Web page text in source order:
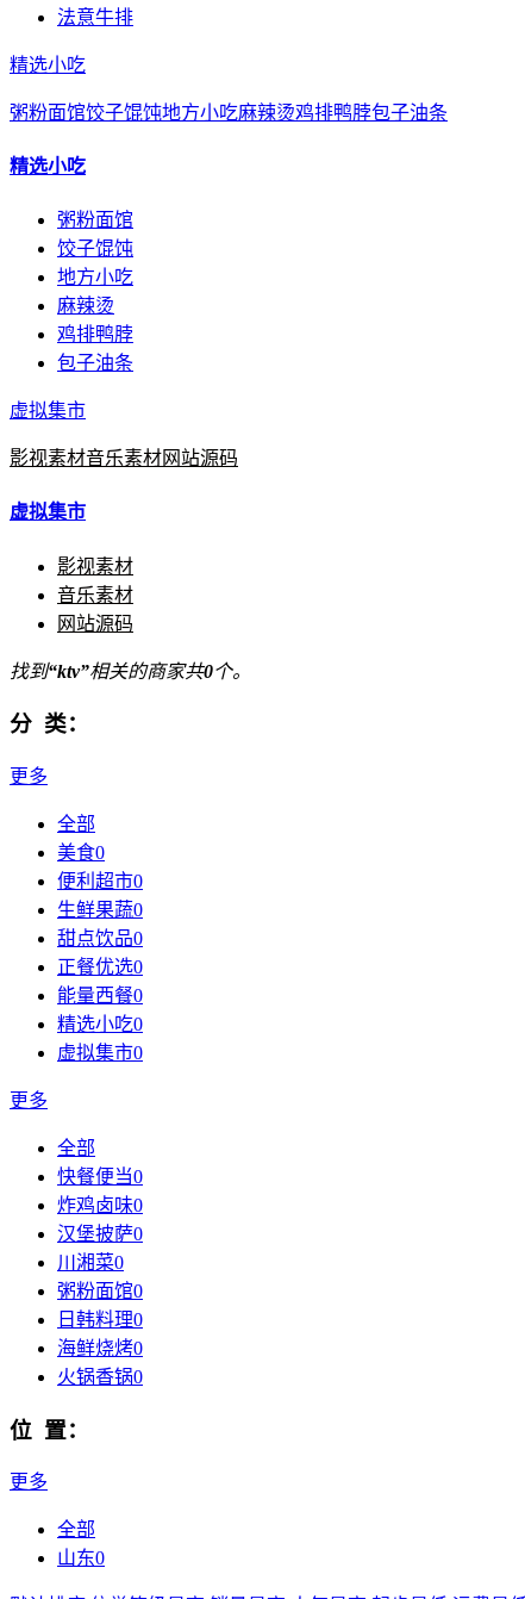
法意牛排
精选小吃
粥粉面馆饺子馄饨地方小吃麻辣烫鸡排鸭脖包子油条
精选小吃
粥粉面馆
饺子馄饨
地方小吃
麻辣烫
鸡排鸭脖
包子油条
虚拟集市
影视素材音乐素材网站源码
虚拟集市
影视素材
音乐素材
网站源码
找到“ktv”相关的商家共0个。
分 类：
更多
全部
美食0
便利超市0
生鲜果蔬0
甜点饮品0
正餐优选0
能量西餐0
精选小吃0
虚拟集市0
更多
全部
快餐便当0
炸鸡卤味0
汉堡披萨0
川湘菜0
粥粉面馆0
日韩料理0
海鲜烧烤0
火锅香锅0
位 置：
更多
全部
山东0